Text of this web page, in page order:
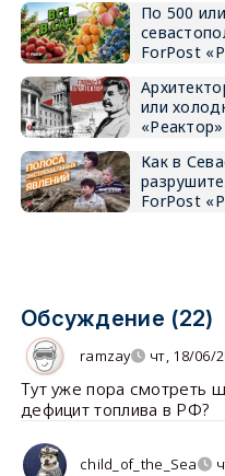
По 500
ForPost
или
«Реактор»
Как в
ForPost
Обсуждение (22)
ramzay чт, 18/06/
Тут уже пора смотреть
дефицит топлива в РФ?
child_of_the_Sea